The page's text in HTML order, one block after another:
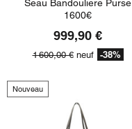
Seau Bandouliere Purse
1600€
999,90 €
1 600,00 €neuf -38%
Nouveau